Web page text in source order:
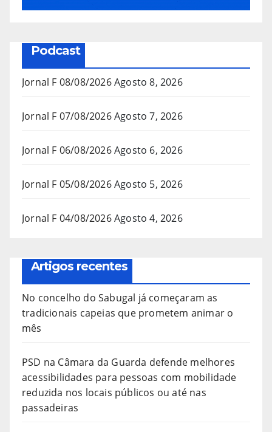
Podcast
Jornal F 08/08/2026Agosto 8, 2026
Jornal F 07/08/2026Agosto 7, 2026
Jornal F 06/08/2026Agosto 6, 2026
Jornal F 05/08/2026Agosto 5, 2026
Jornal F 04/08/2026Agosto 4, 2026
Artigos recentes
No concelho do Sabugal já começaram as
tradicionais capeias que prometem animar o
mês
PSD na Câmara da Guarda defende melhores
acessibilidades para pessoas com mobilidade
reduzida nos locais públicos ou até nas
passadeiras